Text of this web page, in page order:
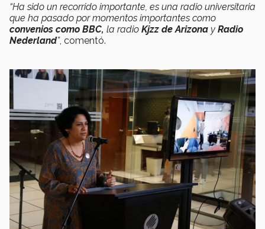
“Ha sido un recorrido importante, es una radio universitaria
que ha pasado por momentos importantes como
convenios como BBC, la radio Kjzz de Arizona y Radio
Nederland”, comentó.